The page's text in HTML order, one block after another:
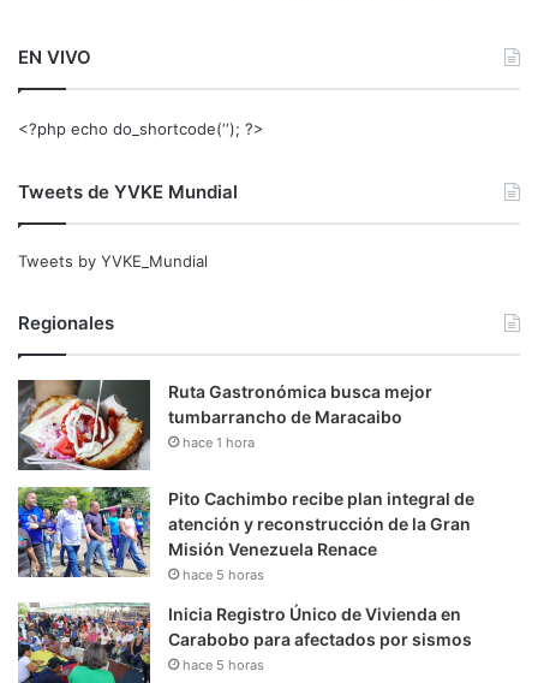
EN VIVO
<?php echo do_shortcode(‘‘); ?>
Tweets de YVKE Mundial
Tweets by YVKE_Mundial
Regionales
Ruta Gastronómica busca mejor
tumbarrancho de Maracaibo
hace 1 hora
Pito Cachimbo recibe plan integral de
atención y reconstrucción de la Gran
Misión Venezuela Renace
hace 5 horas
Inicia Registro Único de Vivienda en
Carabobo para afectados por sismos
hace 5 horas